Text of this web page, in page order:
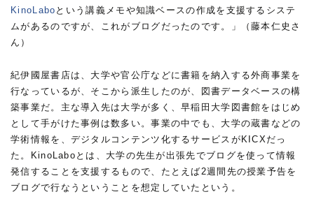
KinoLabo という講義メモや知識ベースの作成を支援するシステ
ムがあるのですが、これがブログだったのです。」（藤本仁史さ
ん）
紀伊國屋書店は、大学や官公庁などに書籍を納入する外商事業を
行なっているが、そこから派生したのが、図書データベースの構
築事業だ。主な導入先は大学が多く、早稲田大学図書館をはじめ
として手がけた事例は数多い。事業の中でも、大学の蔵書などの
学術情報を、デジタルコンテンツ化するサービスがKICXだっ
た。KinoLaboとは、大学の先生が出張先でブログを使って情報
発信することを支援するもので、たとえば2週間先の授業予告を
ブログで行なうということを想定していたという。